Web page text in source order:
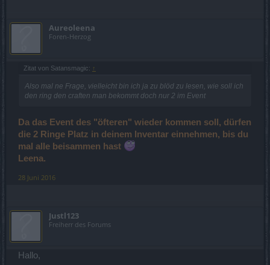
Aureoleena
Foren-Herzog
Zitat von Satansmagic: ↑
Also mal ne Frage, vielleicht bin ich ja zu blöd zu lesen, wie soll ich
den ring den craften man bekommt doch nur 2 im Event
Da das Event des "öfteren" wieder kommen soll, dürfen
die 2 Ringe Platz in deinem Inventar einnehmen, bis du
mal alle beisammen hast
Leena.
28 Juni 2016
Justl123
Freiherr des Forums
Hallo,